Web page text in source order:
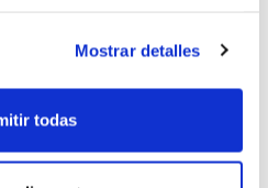
Mostrar detalles
todas
la prevención sobre el
y el problema del